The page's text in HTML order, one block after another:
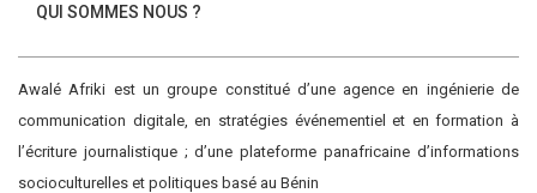
QUI SOMMES NOUS ?
Awalé Afriki est un groupe constitué d’une agence en ingénierie de
communication digitale, en stratégies événementiel et en formation à
l’écriture journalistique ; d’une plateforme panafricaine d’informations
socioculturelles et politiques basé au Bénin